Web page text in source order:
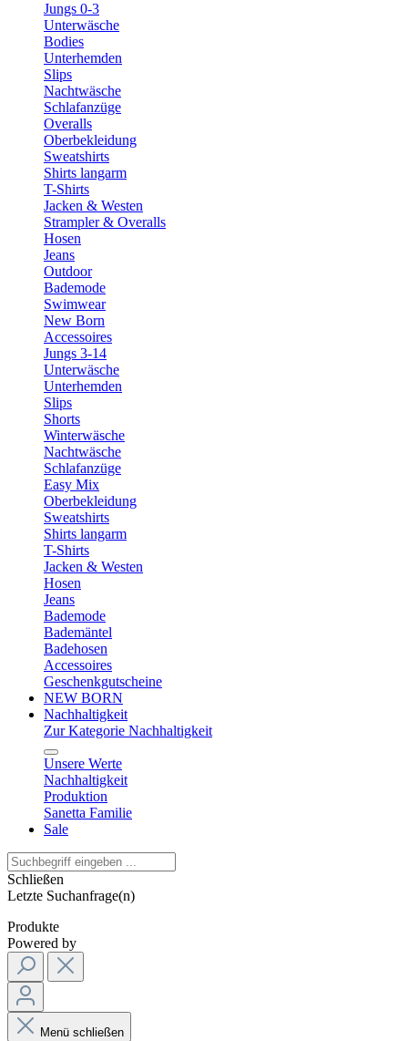
Jungs 0-3
Unterwäsche
Bodies
Unterhemden
Slips
Nachtwäsche
Schlafanzüge
Overalls
Oberbekleidung
Sweatshirts
Shirts langarm
T-Shirts
Jacken & Westen
Strampler & Overalls
Hosen
Jeans
Outdoor
Bademode
Swimwear
New Born
Accessoires
Jungs 3-14
Unterwäsche
Unterhemden
Slips
Shorts
Winterwäsche
Nachtwäsche
Schlafanzüge
Easy Mix
Oberbekleidung
Sweatshirts
Shirts langarm
T-Shirts
Jacken & Westen
Hosen
Jeans
Bademode
Bademäntel
Badehosen
Accessoires
Geschenkgutscheine
NEW BORN
Nachhaltigkeit
Zur Kategorie Nachhaltigkeit
Unsere Werte
Nachhaltigkeit
Produktion
Sanetta Familie
Sale
Schließen
Letzte Suchanfrage(n)
Produkte
Powered by
Menü schließen